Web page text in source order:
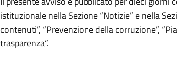
istituzionale nella Sezione “Notizie” e nella
contenuti”, “Prevenzione della corruzione”,
trasparenza”.